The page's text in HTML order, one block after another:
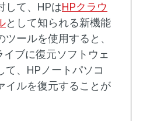
して、HPはHPクラウ
として知られる新機能
ールを使用すると、
イブに復元ソフトウェ
て、HPノートパソコ
イルを復元することが